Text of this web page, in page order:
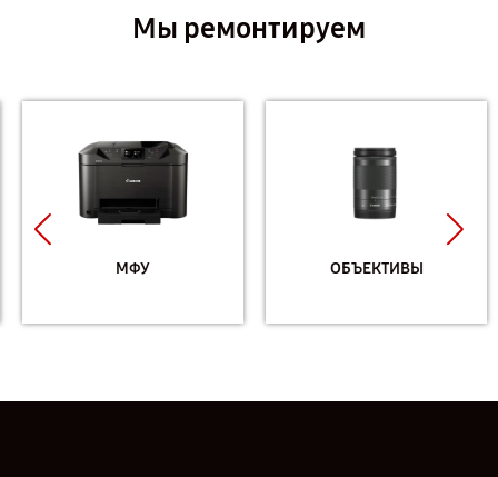
Мы ремонтируем
МФУ ОБЪЕКТИВЫ